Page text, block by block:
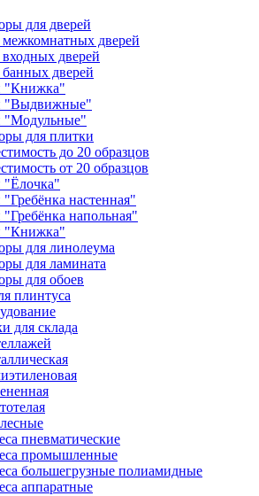
для дверей
дверей
дверей
дверей
"Книжка"
"Выдвижные"
"Модульные"
для плитки
до 20 образцов
от 20 образцов
"Ёлочка"
настенная"
напольная"
"Книжка"
для линолеума
для ламината
для обоев
плинтуса
для склада
пневматические
промышленные
большегрузные полиамидные
аппаратные